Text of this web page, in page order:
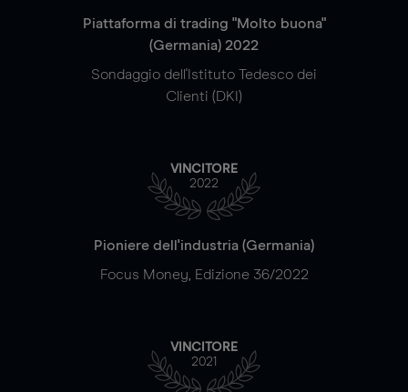
Piattaforma di trading "Molto buona"
(Germania) 2022
Sondaggio dell'Istituto Tedesco dei
Clienti (DKI)
VINCITORE
2022
Pioniere dell'industria (Germania)
Focus Money, Edizione 36/2022
VINCITORE
2021